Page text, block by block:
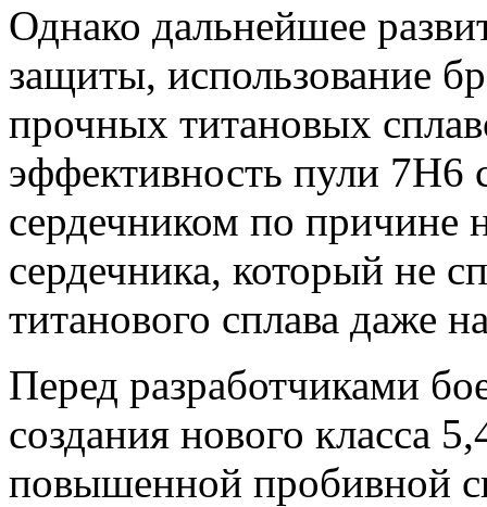
Однако дальнейшее
защиты, использование
прочных титановых
эффективность пули 7Н6
сердечником по причине
сердечника, который не
титанового сплава даже
Перед разработчиками
создания нового класса
повышенной пробивной